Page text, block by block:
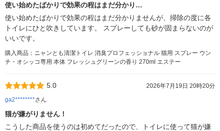
使い始めたばかりで効果の程はまだ分かり…
使い始めたばかりで効果の程はまだ分かりませんが、掃除の度に各
トイレにひと吹きしています。 スプレーしても砂が固まらないのが
いいです。
購入商品：ニャンとも清潔トイレ 消臭プロフェッショナル 猫用 スプレー ウン
チ・オシッコ専用 本体 フレッシュグリーンの香り 270ml エステー
5.0
2026年7月19日 20時20分
ga2********さん
猫が嫌がりません！
こうした商品を使うのは初めてだったので、トイレに使って猫が嫌